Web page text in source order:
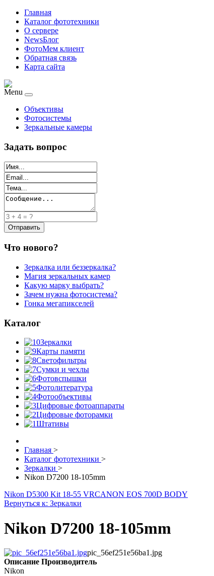
Главная
Каталог фототехники
О сервере
NewsБлог
ФотоМем клиент
Обратная связь
Карта сайта
Menu
Объективы
Фотосистемы
Зеркальные камеры
Задать вопрос
Что нового?
Зеркалка или беззеркалка?
Магия зеркальных камер
Какую марку выбрать?
Зачем нужна фотосистема?
Гонка мегапикселей
Каталог
Зеркалки
Карты памяти
Светофильтры
Сумки и чехлы
Фотовспышки
Фотолитература
Фотообъективы
Цифровые фотоаппараты
Цифровые фоторамки
Штативы
Главная >
Каталог фототехники >
Зеркалки >
Nikon D7200 18-105mm
Nikon D5300 Kit 18-55 VRCANON EOS 700D BODY
Вернуться к: Зеркалки
Nikon D7200 18-105mm
pic_56ef251e56ba1.jpg
Описание Производитель
Nikon